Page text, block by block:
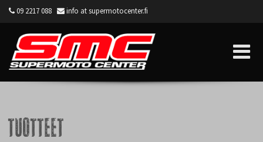
09 2217 088 info at supermotocenter.fi
Tuotteet